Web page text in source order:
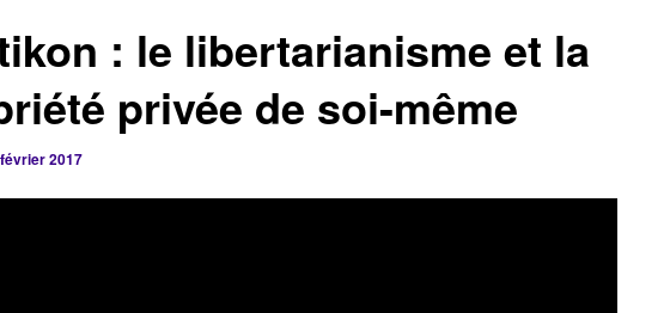
: le libertarianisme et la
privée de soi-même
2017